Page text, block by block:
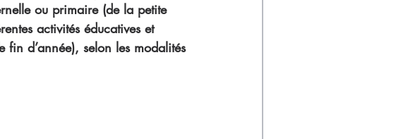
ou primaire (de la petite
activités éducatives et
fin d’année), selon les modalités